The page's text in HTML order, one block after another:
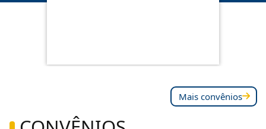
Mais convênios